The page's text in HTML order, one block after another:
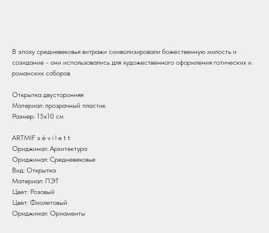
В эпоху средневековья витражи символизировали божественную милость и
созидание - они использовались для художественного оформления готических и
романских соборов
Открытка двусторонняя
Материал: прозрачный пластик
Размер: 15х10 см
ARTMIF х é v i l e t t
Ориджинал: Архитектура
Ориджинал: Средневековье
Вид: Открытка
Материал: ПЭТ
Цвет: Розовый
Цвет: Фиолетовый
Ориджинал: Орнаменты